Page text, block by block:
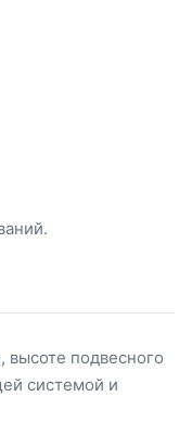
высоте подвесного
системой и